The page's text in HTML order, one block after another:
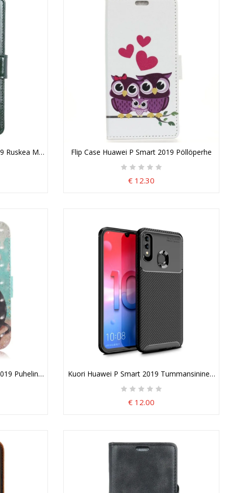
Ruskea Musta Kiiltävä TekonahkaFlip Case Huawei P Smart 2019 Pöllöperhe
€ 12.30
Puhelinkuoret Kissan Ystävät Tangan Kanssa
Kuori Huawei P Smart 2019 Tummansininen
€ 12.00